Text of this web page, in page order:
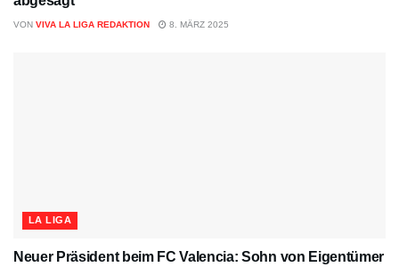
VON VIVA LA LIGA REDAKTION 8. MÄRZ 2025
LA LIGA
Neuer Präsident beim FC Valencia: Sohn von Eigentümer